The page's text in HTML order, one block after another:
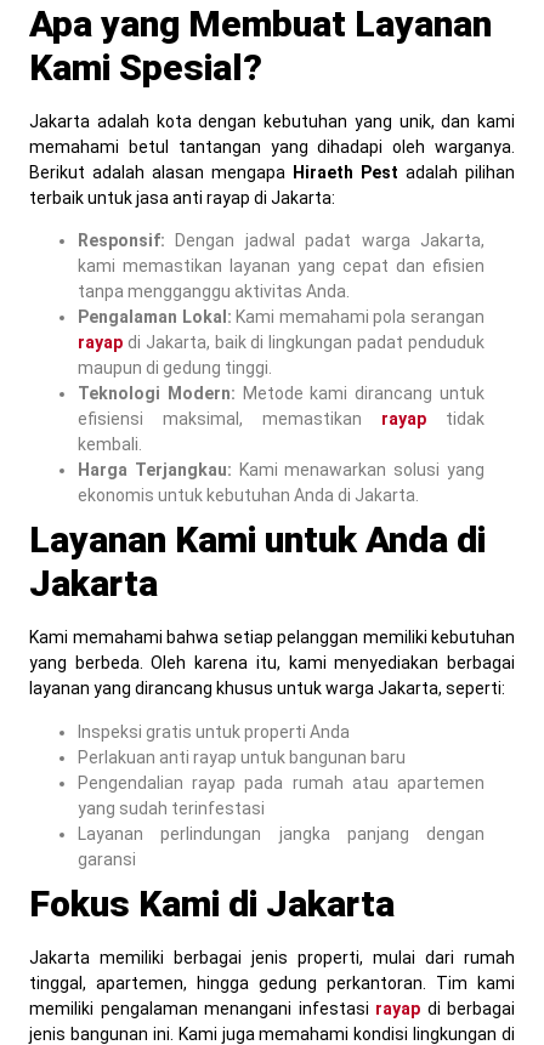
Apa yang Membuat Layanan
Kami Spesial?
Jakarta adalah kota dengan kebutuhan yang unik, dan kami
memahami betul tantangan yang dihadapi oleh warganya.
Berikut adalah alasan mengapa
Hiraeth Pest adalah pilihan
terbaik untuk jasa anti rayap di Jakarta:
Responsif: Dengan jadwal padat warga Jakarta,
kami memastikan layanan yang cepat dan efisien
tanpa mengganggu aktivitas Anda.
Pengalaman Lokal: Kami memahami pola serangan
rayap di Jakarta, baik di lingkungan padat penduduk
maupun di gedung tinggi.
Teknologi Modern: Metode kami dirancang untuk
efisiensi maksimal, memastikan rayap tidak
kembali.
Harga Terjangkau: Kami menawarkan solusi yang
ekonomis untuk kebutuhan Anda di Jakarta.
Layanan Kami untuk Anda di
Jakarta
Kami memahami bahwa setiap pelanggan memiliki kebutuhan
yang berbeda. Oleh karena itu, kami menyediakan berbagai
layanan yang dirancang khusus untuk warga Jakarta, seperti:
Inspeksi gratis untuk properti Anda
Perlakuan anti rayap untuk bangunan baru
Pengendalian rayap pada rumah atau apartemen
yang sudah terinfestasi
Layanan perlindungan jangka panjang dengan
garansi
Fokus Kami di Jakarta
Jakarta memiliki berbagai jenis properti, mulai dari rumah
tinggal, apartemen, hingga gedung perkantoran. Tim kami
memiliki pengalaman menangani infestasi rayap di berbagai
jenis bangunan ini. Kami juga memahami kondisi lingkungan di